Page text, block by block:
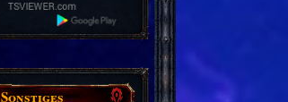
Sonstiges